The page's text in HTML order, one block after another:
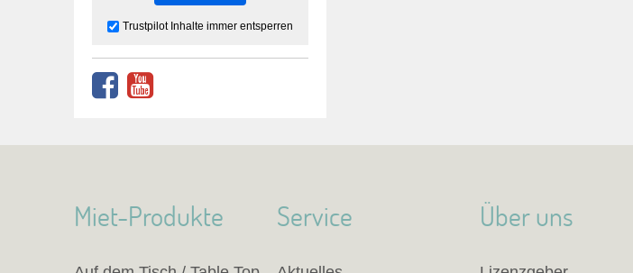
Trustpilot Inhalte immer entsperren
Miet-Produkte Service Über uns